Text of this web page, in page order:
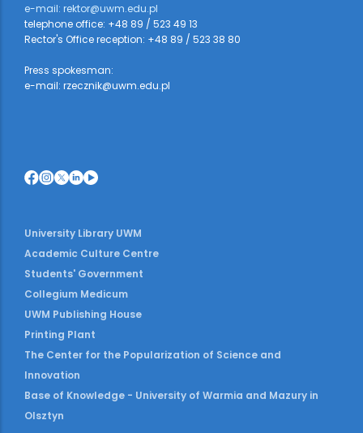
e-mail: rektor@uwm.edu.pl
telephone office: +48 89 / 523 49 13
Rector's Office reception: +48 89 / 523 38 80
Press spokesman:
e-mail: rzecznik@uwm.edu.pl
University Library UWM
Academic Culture Centre
Students' Government
Collegium Medicum
UWM Publishing House
Printing Plant
The Center for the Popularization of Science and
Innovation
Base of Knowledge - University of Warmia and Mazury in
Olsztyn